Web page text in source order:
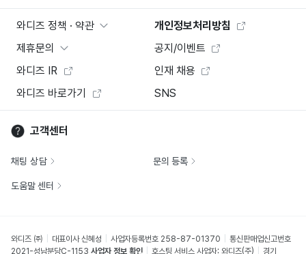
와디즈 정책 · 약관
개인정보처리방침
제휴문의
공지/이벤트
와디즈 IR
인재 채용
와디즈 바로가기
SNS
고객센터
채팅 상담 문의 등록
도움말 센터
와디즈 ㈜ 대표이사 신혜성 사업자등록번호 258-87-01370
통신판매업신고번호
2021-성남분당C-1153 사업자 정보 확인 호스팅 서비스 사업자: 와디즈(주) 경기